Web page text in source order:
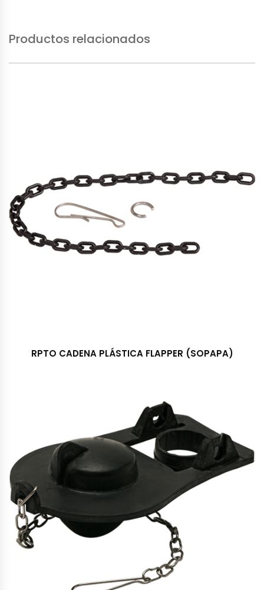
Productos relacionados
RPTO CADENA PLÁSTICA FLAPPER (SOPAPA)